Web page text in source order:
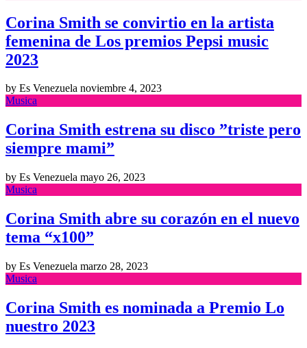
Corina Smith se convirtio en la artista
femenina de Los premios Pepsi music
2023
by Es Venezuela noviembre 4, 2023
Musica
Corina Smith estrena su disco ”triste pero
siempre mami”
by Es Venezuela mayo 26, 2023
Musica
Corina Smith abre su corazón en el nuevo
tema “x100”
by Es Venezuela marzo 28, 2023
Musica
Corina Smith es nominada a Premio Lo
nuestro 2023